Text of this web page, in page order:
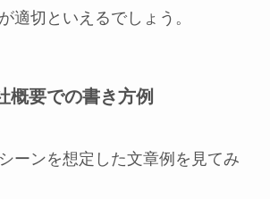
適切といえるでしょう。
概要での書き方例
ーンを想定した文章例を見てみ